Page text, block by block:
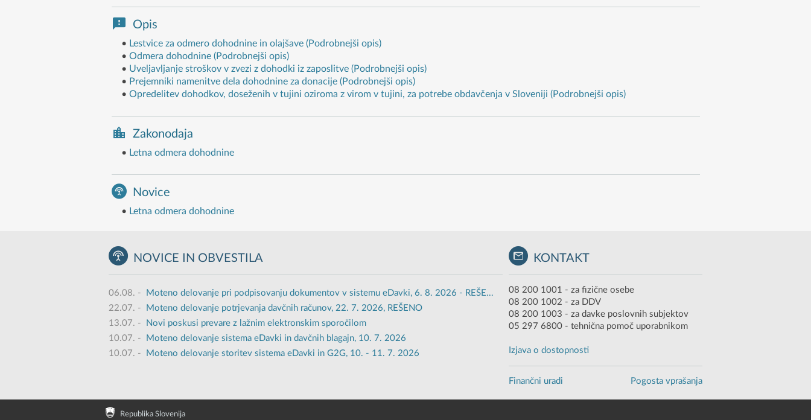
Opis
• Lestvice za odmero dohodnine in olajšave (Podrobnejši opis)
• Odmera dohodnine (Podrobnejši opis)
• Uveljavljanje stroškov v zvezi z dohodki iz zaposlitve (Podrobnejši opis)
• Prejemniki namenitve dela dohodnine za donacije (Podrobnejši opis)
• Opredelitev dohodkov, doseženih v tujini oziroma z virom v tujini, za potrebe obdavčenja v Sloveniji (Podrobnejši opis)
Zakonodaja
• Letna odmera dohodnine
Novice
• Letna odmera dohodnine
NOVICE IN OBVESTILA
06.08. -
Moteno delovanje pri podpisovanju dokumentov v sistemu eDavki, 6. 8. 2026 - REŠE...
22.07. -
Moteno delovanje potrjevanja davčnih računov, 22. 7. 2026, REŠENO
13.07. -
Novi poskusi prevare z lažnim elektronskim sporočilom
10.07. -
Moteno delovanje sistema eDavki in davčnih blagajn, 10. 7. 2026
10.07. - Moteno delovanje storitev sistema eDavki in G2G, 10. - 11. 7. 2026
KONTAKT
08 200 1001 - za fizične osebe
08 200 1002 - za DDV
08 200 1003 - za davke poslovnih subjektov
05 297 6800 - tehnična pomoč uporabnikom
Izjava o dostopnosti
Finančni uradi Pogosta vprašanja
Republika Slovenija